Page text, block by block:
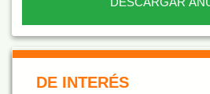
DE INTERÉS